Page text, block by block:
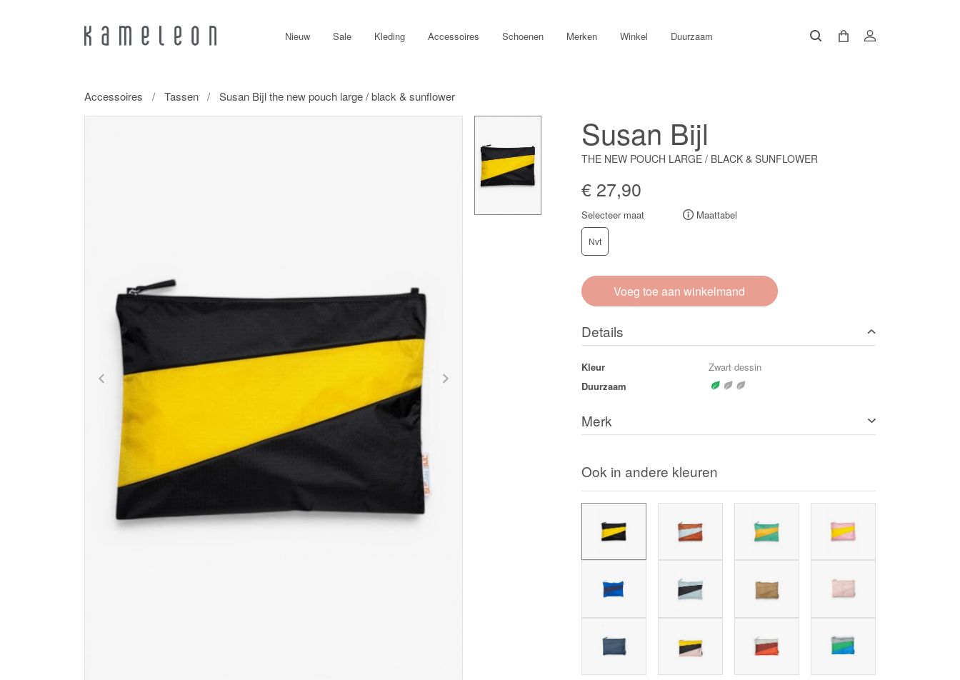
Nieuw Sale Kleding Accessoires Schoenen Merken Winkel Duurzaam
Accessoires Tassen Susan Bijl the new pouch large / black & sunflower
Susan Bijl
THE NEW POUCH LARGE / BLACK & SUNFLOWER
€ 27,90
Selecteer maat Maattabel
Nvt
Voeg toe aan winkelmand
Details
Kleur
Zwart dessin
Duurzaam
Merk
Ook in andere kleuren